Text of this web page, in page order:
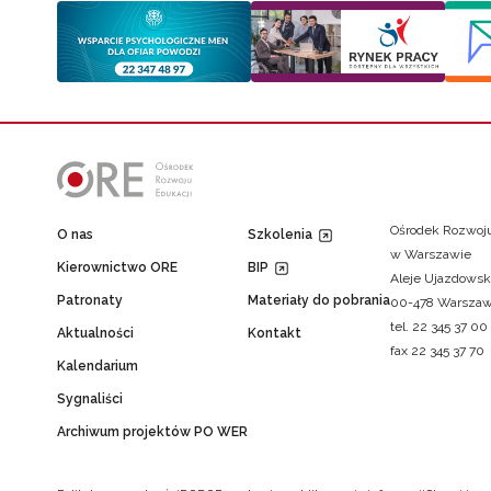
O nas
Kierownictwo ORE
Patronaty
Aktualności
Kalendarium
Sygnaliści
Archiwum projektów PO WER
Szkolenia
BIP
Materiały do pobrania
Kontakt
Ośrodek
w Warszawie
Aleje
00-478
tel. 22 345 37 00
fax 22 345 37 70